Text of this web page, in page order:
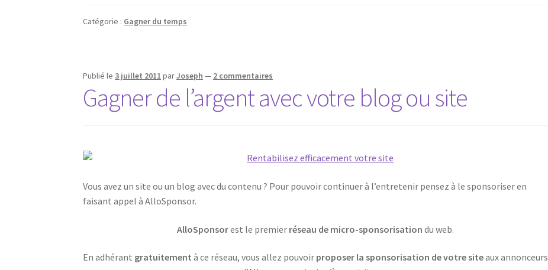
Catégorie : Gagner du temps
Publié le 3 juillet 2011 parJoseph — 2 commentaires
Gagner de l’argent avec votre blog ou site
Vous avez un site ou un blog avec du contenu ? Pour pouvoir continuer à l’entretenir pensez à le sponsoriser en
faisant appel à AlloSponsor.
AlloSponsorest le premier réseau de micro-sponsorisation du web.
En adhérant gratuitement à ce réseau, vous allez pouvoir proposer la sponsorisation de votre siteaux annonceurs